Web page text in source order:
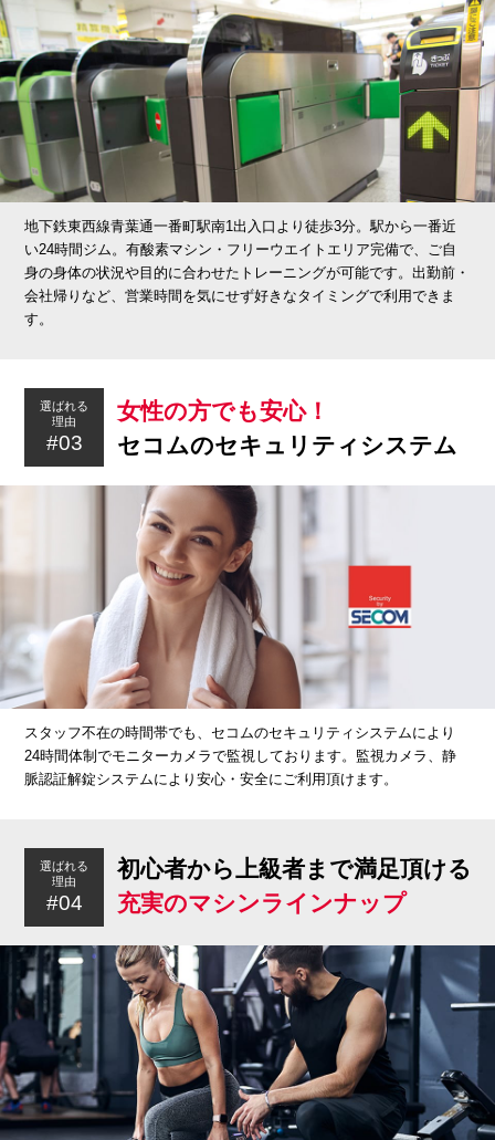
地下鉄東西線青葉通一番町駅南1出入口より徒歩3分。駅から一番近
い24時間ジム。有酸素マシン・フリーウエイトエリア完備で、ご自
身の身体の状況や目的に合わせたトレーニングが可能です。出勤前・
会社帰りなど、営業時間を気にせず好きなタイミングで利用できま
す。
選ばれる
理由
#03
女性の方でも安心！
セコムのセキュリティシステム
スタッフ不在の時間帯でも、セコムのセキュリティシステムにより
24時間体制でモニターカメラで監視しております。監視カメラ、静
脈認証解錠システムにより安心・安全にご利用頂けます。
選ばれる
理由
#04
初心者から上級者まで満足頂ける
充実のマシンラインナップ